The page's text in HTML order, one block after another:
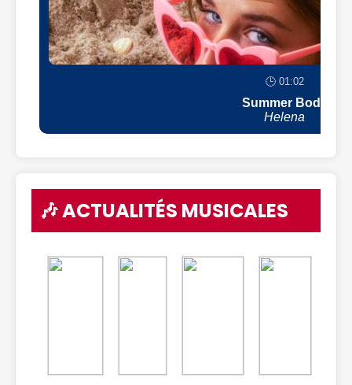
🕒 01:02
Summer Body
Helena
🎶 ACTUALITÉS MUSICALES